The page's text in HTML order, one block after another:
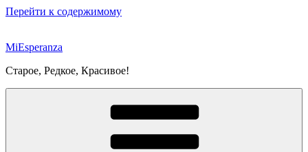
Перейти к содержимому
MiEsperanza
Старое, Редкое, Красивое!